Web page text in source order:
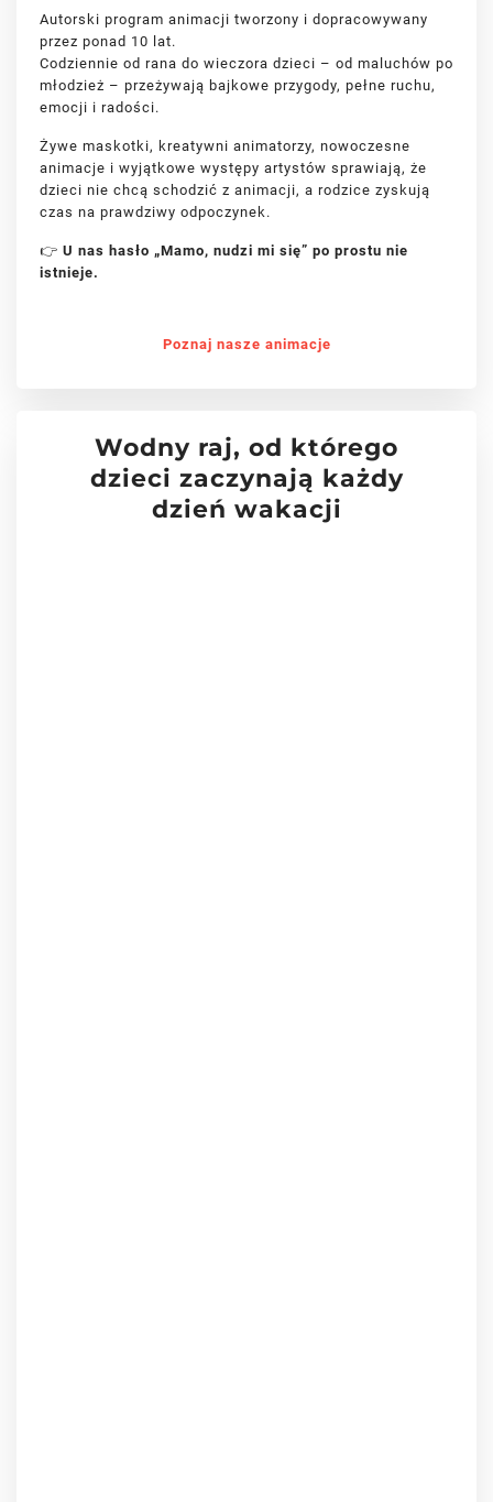
Autorski program animacji tworzony i dopracowywany
przez ponad 10 lat.
Codziennie od rana do wieczora dzieci – od maluchów po
młodzież – przeżywają bajkowe przygody, pełne ruchu,
emocji i radości.
Żywe maskotki, kreatywni animatorzy, nowoczesne
animacje i wyjątkowe występy artystów sprawiają, że
dzieci nie chcą schodzić z animacji, a rodzice zyskują
czas na prawdziwy odpoczynek.
👉 U nas hasło „Mamo, nudzi mi się” po prostu nie
istnieje.
Poznaj nasze animacje
Wodny raj, od którego
dzieci zaczynają każdy
dzień wakacji